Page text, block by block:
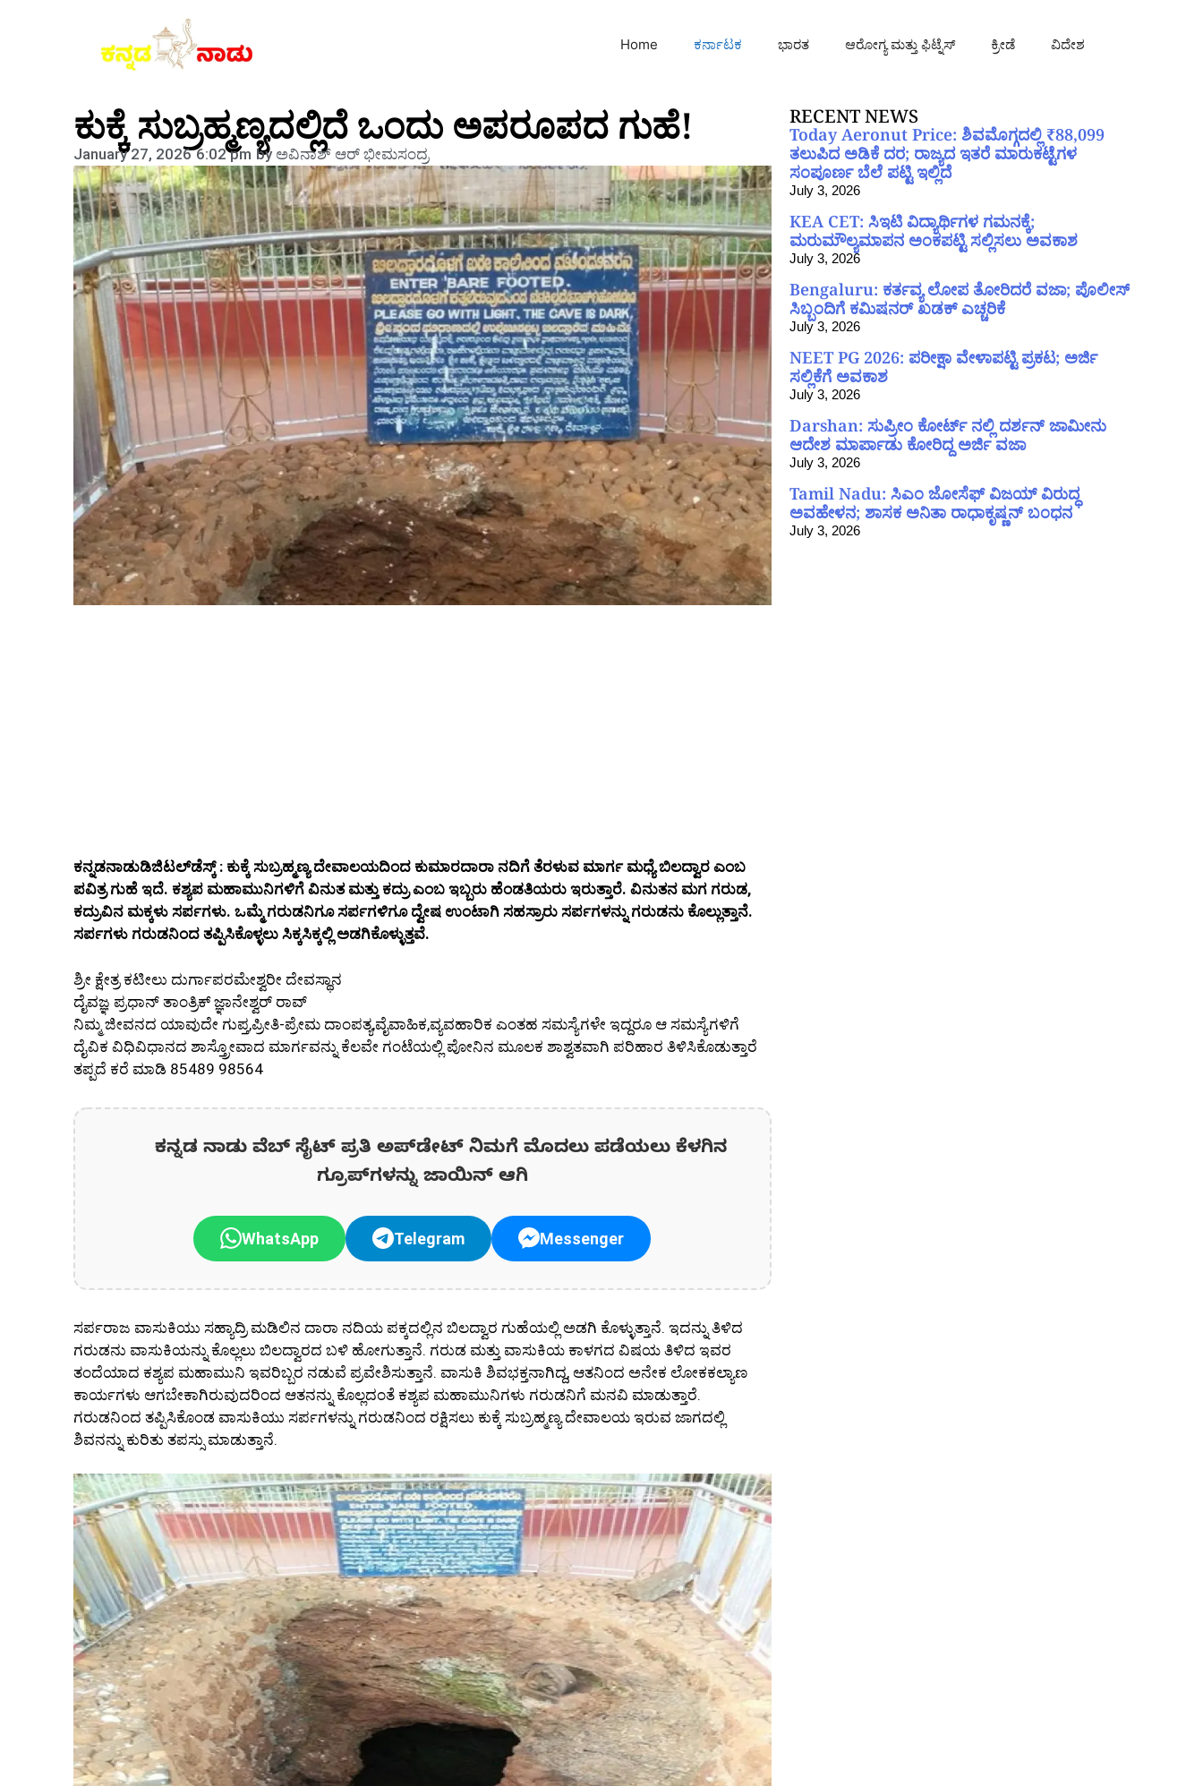
Home ಕರ್ನಾಟಕ ಭಾರತ ಆರೋಗ್ಯ ಮತ್ತು ಫಿಟ್ನೆಸ್ ಕ್ರೀಡೆ ವಿದೇಶ
ಕುಕ್ಕೆ ಸುಬ್ರಹ್ಮಣ್ಯದಲ್ಲಿದೆ ಒಂದು ಅಪರೂಪದ ಗುಹೆ!
January 27, 2026 6:02 pm byಅವಿನಾಶ್‌ ಆರ್‌ ಭೀಮಸಂದ್ರ
ಕನ್ನಡನಾಡುಡಿಜಿಟಲ್‌ಡೆಸ್ಕ್‌ : ಕುಕ್ಕೆ ಸುಬ್ರಹ್ಮಣ್ಯ ದೇವಾಲಯದಿಂದ ಕುಮಾರದಾರಾ ನದಿಗೆ ತೆರಳುವ ಮಾರ್ಗ ಮಧ್ಯೆ ಬಿಲದ್ವಾರ ಎಂಬ
ಪವಿತ್ರ ಗುಹೆ ಇದೆ. ಕಶ್ಯಪ ಮಹಾಮುನಿಗಳಿಗೆ ವಿನುತ ಮತ್ತು ಕದ್ರು ಎಂಬ ಇಬ್ಬರು ಹೆಂಡತಿಯರು ಇರುತ್ತಾರೆ. ವಿನುತನ ಮಗ ಗರುಡ,
ಕದ್ರುವಿನ ಮಕ್ಕಳು ಸರ್ಪಗಳು. ಒಮ್ಮೆ ಗರುಡನಿಗೂ ಸರ್ಪಗಳಿಗೂ ದ್ವೇಷ ಉಂಟಾಗಿ ಸಹಸ್ರಾರು ಸರ್ಪಗಳನ್ನು ಗರುಡನು ಕೊಲ್ಲುತ್ತಾನೆ.
ಸರ್ಪಗಳು ಗರುಡನಿಂದ ತಪ್ಪಿಸಿಕೊಳ್ಳಲು ಸಿಕ್ಕಸಿಕ್ಕಲ್ಲಿ ಅಡಗಿಕೊಳ್ಳುತ್ತವೆ.
ಶ್ರೀ ಕ್ಷೇತ್ರ ಕಟೀಲು ದುರ್ಗಾಪರಮೇಶ್ವರೀ ದೇವಸ್ಥಾನ
ದೈವಜ್ಞ ಪ್ರಧಾನ್ ತಾಂತ್ರಿಕ್ ಜ್ಞಾನೇಶ್ವರ್ ರಾವ್
ನಿಮ್ಮ ಜೀವನದ ಯಾವುದೇ ಗುಪ್ತ,ಪ್ರೀತಿ-ಪ್ರೇಮ ದಾಂಪತ್ಯ,ವೈವಾಹಿಕ,ವ್ಯವಹಾರಿಕ ಎಂತಹ ಸಮಸ್ಯೆಗಳೇ ಇದ್ದರೂ ಆ ಸಮಸ್ಯೆಗಳಿಗೆ
ದೈವಿಕ ವಿಧಿವಿಧಾನದ ಶಾಸ್ತ್ರೋವಾದ ಮಾರ್ಗವನ್ನು ಕೆಲವೇ ಗಂಟೆಯಲ್ಲಿ ಪೋನಿನ ಮೂಲಕ ಶಾಶ್ವತವಾಗಿ ಪರಿಹಾರ ತಿಳಿಸಿಕೊಡುತ್ತಾರೆ
ತಪ್ಪದೆ ಕರೆ ಮಾಡಿ 85489 98564
ಕನ್ನಡ ನಾಡು ವೆಬ್ ಸೈಟ್ ಪ್ರತಿ ಅಪ್‌ಡೇಟ್‌ ನಿಮಗೆ ಮೊದಲು ಪಡೆಯಲು ಕೆಳಗಿನ
ಗ್ರೂಪ್‌ಗಳನ್ನು ಜಾಯಿನ್ ಆಗಿ
WhatsApp Telegram Messenger
ಸರ್ಪರಾಜ ವಾಸುಕಿಯು ಸಹ್ಯಾದ್ರಿ ಮಡಿಲಿನ ದಾರಾ ನದಿಯ ಪಕ್ಕದಲ್ಲಿನ ಬಿಲದ್ವಾರ ಗುಹೆಯಲ್ಲಿ ಅಡಗಿ ಕೊಳ್ಳುತ್ತಾನೆ. ಇದನ್ನು ತಿಳಿದ
ಗರುಡನು ವಾಸುಕಿಯನ್ನು ಕೊಲ್ಲಲು ಬಿಲದ್ವಾರದ ಬಳಿ ಹೋಗುತ್ತಾನೆ. ಗರುಡ ಮತ್ತು ವಾಸುಕಿಯ ಕಾಳಗದ ವಿಷಯ ತಿಳಿದ ಇವರ
ತಂದೆಯಾದ ಕಶ್ಯಪ ಮಹಾಮುನಿ ಇವರಿಬ್ಬರ ನಡುವೆ ಪ್ರವೇಶಿಸುತ್ತಾನೆ. ವಾಸುಕಿ ಶಿವಭಕ್ತನಾಗಿದ್ದ, ಆತನಿಂದ ಅನೇಕ ಲೋಕಕಲ್ಯಾಣ
ಕಾರ್ಯಗಳು ಆಗಬೇಕಾಗಿರುವುದರಿಂದ ಆತನನ್ನು ಕೊಲ್ಲದಂತೆ ಕಶ್ಯಪ ಮಹಾಮುನಿಗಳು ಗರುಡನಿಗೆ ಮನವಿ ಮಾಡುತ್ತಾರೆ.
ಗರುಡನಿಂದ ತಪ್ಪಿಸಿಕೊಂಡ ವಾಸುಕಿಯು ಸರ್ಪಗಳನ್ನು ಗರುಡನಿಂದ ರಕ್ಷಿಸಲು ಕುಕ್ಕೆ ಸುಬ್ರಹ್ಮಣ್ಯ ದೇವಾಲಯ ಇರುವ ಜಾಗದಲ್ಲಿ
ಶಿವನನ್ನು ಕುರಿತು ತಪಸ್ಸು ಮಾಡುತ್ತಾನೆ.
RECENT NEWS
Today Aeronut Price: ಶಿವಮೊಗ್ಗದಲ್ಲಿ ₹88,099
ತಲುಪಿದ ಅಡಿಕೆ ದರ; ರಾಜ್ಯದ ಇತರೆ ಮಾರುಕಟ್ಟೆಗಳ
ಸಂಪೂರ್ಣ ಬೆಲೆ ಪಟ್ಟಿ ಇಲ್ಲಿದೆ
July 3, 2026
KEA CET: ಸಿಇಟಿ ವಿದ್ಯಾರ್ಥಿಗಳ ಗಮನಕ್ಕೆ;
ಮರುಮೌಲ್ಯಮಾಪನ ಅಂಕಪಟ್ಟಿ ಸಲ್ಲಿಸಲು ಅವಕಾಶ
July 3, 2026
Bengaluru: ಕರ್ತವ್ಯ ಲೋಪ ತೋರಿದರೆ ವಜಾ; ಪೊಲೀಸ್
ಸಿಬ್ಬಂದಿಗೆ ಕಮಿಷನರ್ ಖಡಕ್ ಎಚ್ಚರಿಕೆ
July 3, 2026
NEET PG 2026: ಪರೀಕ್ಷಾ ವೇಳಾಪಟ್ಟಿ ಪ್ರಕಟ; ಅರ್ಜಿ
ಸಲ್ಲಿಕೆಗೆ ಅವಕಾಶ
July 3, 2026
Darshan: ಸುಪ್ರೀಂ ಕೋರ್ಟ್ ನಲ್ಲಿ ದರ್ಶನ್ ಜಾಮೀನು
ಆದೇಶ ಮಾರ್ಪಾಡು ಕೋರಿದ್ದ ಅರ್ಜಿ ವಜಾ
July 3, 2026
Tamil Nadu: ಸಿಎಂ ಜೋಸೆಫ್ ವಿಜಯ್ ವಿರುದ್ಧ
ಅವಹೇಳನ; ಶಾಸಕ ಅನಿತಾ ರಾಧಾಕೃಷ್ಣನ್ ಬಂಧನ
July 3, 2026